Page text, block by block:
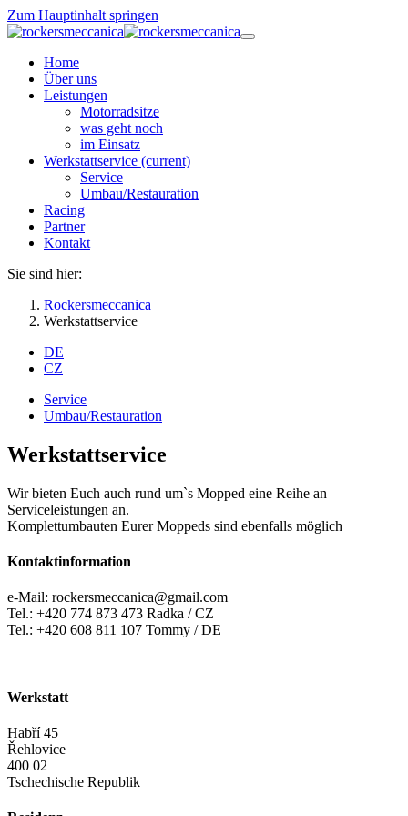
Zum Hauptinhalt springen
Home
Über uns
Leistungen
Motorradsitze
was geht noch
im Einsatz
Werkstattservice (current)
Service
Umbau/Restauration
Racing
Partner
Kontakt
Sie sind hier:
Rockersmeccanica
Werkstattservice
DE
CZ
Service
Umbau/Restauration
Werkstattservice
Wir bieten Euch auch rund um`s Mopped eine Reihe an
Serviceleistungen an.
Komplettumbauten Eurer Moppeds sind ebenfalls möglich
Kontaktinformation
e-Mail: rockersmeccanica@gmail.com
Tel.: +420 774 873 473 Radka / CZ
Tel.: +420 608 811 107 Tommy / DE
Werkstatt
Habří 45
Řehlovice
400 02
Tschechische Republik